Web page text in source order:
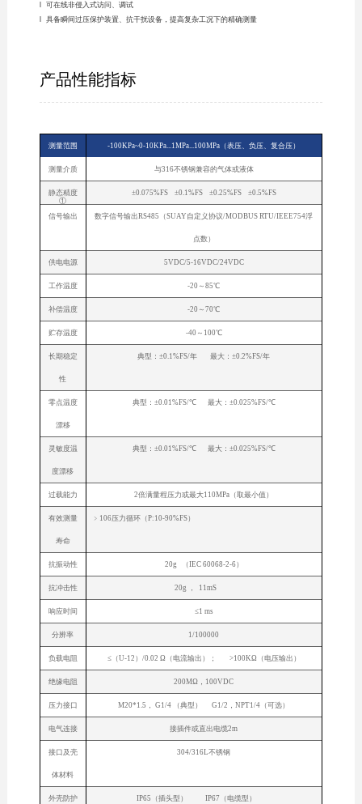
l 可在线非侵入式访问、调试
l 具备瞬间过压保护装置、抗干扰设备，提高复杂工况下的精确测量
产品性能指标
测量范围 -100KPa~0-10KPa...1MPa...100MPa（表压、负压、复合压）
测量介质 与316不锈钢兼容的气体或液体
静态精度
①
±0.075%FS ±0.1%FS ±0.25%FS ±0.5%FS
信号输出 数字信号输出RS485（SUAY自定义协议/MODBUS RTU/IEEE754浮
点数）
供电电源 5VDC/5-16VDC/24VDC
工作温度 -20～85℃
补偿温度 -20～70℃
贮存温度 -40～100℃
长期稳定
性
典型：±0.1%FS/年 最大：±0.2%FS/年
零点温度
漂移
典型：±0.01%FS/℃ 最大：±0.025%FS/℃
灵敏度温
度漂移
典型：±0.01%FS/℃ 最大：±0.025%FS/℃
过载能力 2倍满量程压力或最大110MPa（取最小值）
有效测量
寿命
﹥106压力循环（P:10-90%FS）
抗振动性 20g （IEC 60068-2-6）
抗冲击性 20g ， 11mS
响应时间 ≤1 ms
分辨率 1/100000
负载电阻 ≤（U-12）/0.02 Ω（电流输出）； >100KΩ（电压输出）
绝缘电阻 200MΩ，100VDC
压力接口 M20*1.5， G1/4 （典型） G1/2，NPT1/4（可选）
电气连接 接插件或直出电缆2m
接口及壳
体材料
304/316L不锈钢
外壳防护 IP65（插头型） IP67（电缆型）